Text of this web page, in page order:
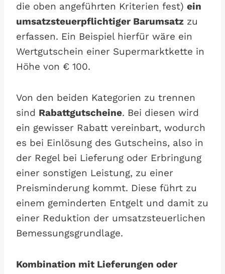
die oben angeführten Kriterien fest) ein
umsatzsteuerpflichtiger Barumsatz zu
erfassen. Ein Beispiel hierfür wäre ein
Wertgutschein einer Supermarktkette in
Höhe von € 100.
Von den beiden Kategorien zu trennen
sind Rabattgutscheine. Bei diesen wird
ein gewisser Rabatt vereinbart, wodurch
es bei Einlösung des Gutscheins, also in
der Regel bei Lieferung oder Erbringung
einer sonstigen Leistung, zu einer
Preisminderung kommt. Diese führt zu
einem geminderten Entgelt und damit zu
einer Reduktion der umsatzsteuerlichen
Bemessungsgrundlage.
Kombination mit Lieferungen oder